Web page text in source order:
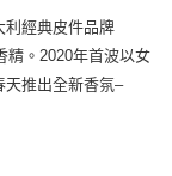
利經典皮件品牌
精。2020年首波以女
天推出全新香氛–